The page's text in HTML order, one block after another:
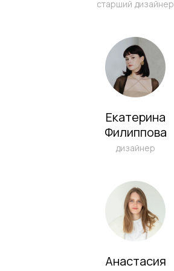
старший дизайнер
Екатерина
Филиппова
дизайнер
Анастасия
Написать в Telegram